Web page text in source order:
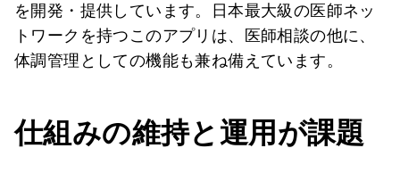
を開発・提供しています。日本最大級の医師ネッ
トワークを持つこのアプリは、医師相談の他に、
体調管理としての機能も兼ね備えています。
仕組みの維持と運用が課題